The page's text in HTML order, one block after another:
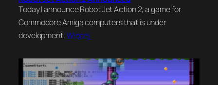
Today I announce Robot Jet Action 2, a game for
Commodore Amiga computers that is under
development.Więcej